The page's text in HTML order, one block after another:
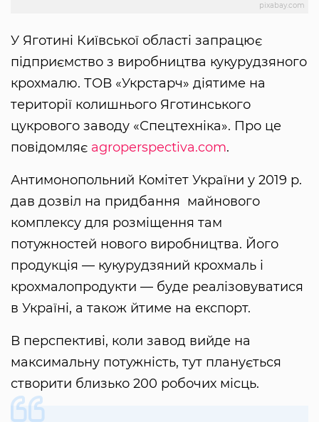
pixabay.com
У Яготині Київської області запрацює
підприємство з виробництва кукурудзяного
крохмалю. ТОВ «Укрстарч» діятиме на
території колишнього Яготинського
цукрового заводу «Спецтехніка». Про це
повідомляє agroperspectiva.com.
Антимонопольний Комітет України у 2019 р.
дав дозвіл на придбання майнового
комплексу для розміщення там
потужностей нового виробництва. Його
продукція — кукурудзяний крохмаль і
крохмалопродукти — буде реалізовуватися
в Україні, а також йтиме на експорт.
В перспективі, коли завод вийде на
максимальну потужність, тут планується
створити близько 200 робочих місць.